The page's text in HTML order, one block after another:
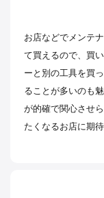
お店などでメンテ
て買えるので、買
ーと別の工具を買
ることが多いのも
が的確で関心させ
たくなるお店に期